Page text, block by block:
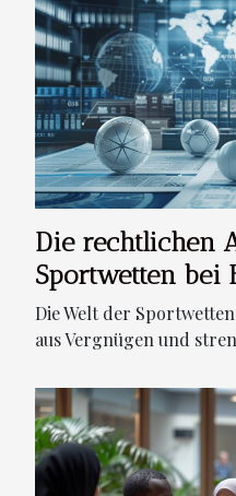
Die rechtlichen
Sportwetten bei
Ausland
Die Welt der
aus Vergnügen und